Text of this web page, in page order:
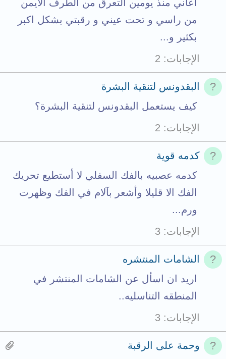
اعاني منذ يومين التعرق من الطرف الايمن
من راسي و تحت عيني و رقبتي بشكل اكبر
بكثير و...
الإجابات
2
البقدونس لتنقية البشرة
كيف يستعمل البقدونس لتنقية البشرة؟
الإجابات
2
كدمه قوية
كدمه عصبيه بالفك السفلي لا أستطيع تحريك
الفك الا قليلا وأشعر بآلام في الفك وظهرت
ورم...
الإجابات
3
الشامات المنتشره
اريد ان اسأل عن الشامات المنتشر في
المنطقه التناسليه..
الإجابات
3
وحمة على الرقبة